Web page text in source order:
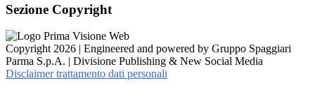
Sezione Copyright
Copyright 2026 | Engineered and powered by Gruppo Spaggiari
Parma S.p.A. | Divisione Publishing & New Social Media
Disclaimer trattamento dati personali